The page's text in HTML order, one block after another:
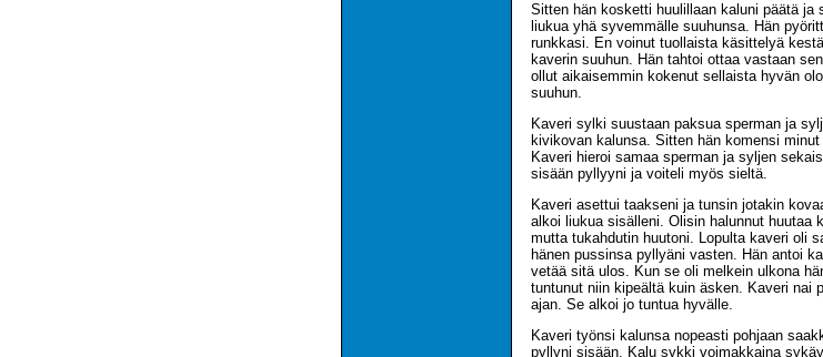
Sitten hän kosketti huulillaan kaluni päätä
liukua yhä syvemmälle suuhunsa. Hän
runkkasi. En voinut tuollaista käsittelyä
kaverin suuhun. Hän tahtoi ottaa vastaan
ollut aikaisemmin kokenut sellaista hyvän
suuhun.
Kaveri sylki suustaan paksua sperman ja
kivikovan kalunsa. Sitten hän komensi
Kaveri hieroi samaa sperman ja syljen
sisään pyllyyni ja voiteli myös sieltä.
Kaveri asettui taakseni ja tunsin jotakin
alkoi liukua sisälleni. Olisin halunnut huutaa
mutta tukahdutin huutoni. Lopulta kaveri oli
hänen pussinsa pyllyäni vasten. Hän antoi
vetää sitä ulos. Kun se oli melkein ulkona
tuntunut niin kipeältä kuin äsken. Kaveri nai
ajan. Se alkoi jo tuntua hyvälle.
Kaveri työnsi kalunsa nopeasti pohjaan
pyllyni sisään. Kalu sykki voimakkaina